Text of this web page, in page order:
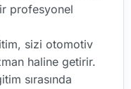
profesyonel
sizi otomotiv
haline getirir.
sırasında